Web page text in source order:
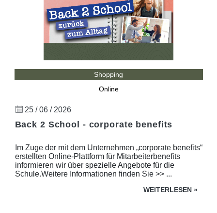
Shopping
Online
25 / 06 / 2026
Back 2 School - corporate benefits
Im Zuge der mit dem Unternehmen „corporate benefits“
erstellten Online-Plattform für Mitarbeiterbenefits
informieren wir über spezielle Angebote für die
Schule.Weitere Informationen finden Sie >> ...
WEITERLESEN »